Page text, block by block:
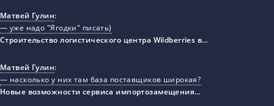
Матвей Гулин:
— уже надо "Ягодки" писать)
Строительство логистического центра Wildberries в…
Матвей Гулин:
— насколько у них там база поставщиков широкая?
Новые возможности сервиса импортозамещения…